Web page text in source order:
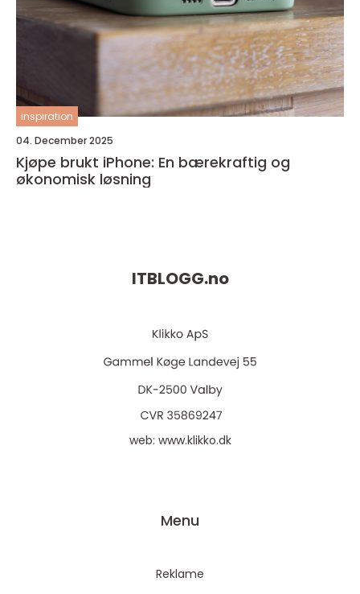
inspiration
04. December 2025
Kjøpe brukt iPhone: En bærekraftig og
økonomisk løsning
ITBLOGG.no
web: www.klikko.dk
Menu
Reklame